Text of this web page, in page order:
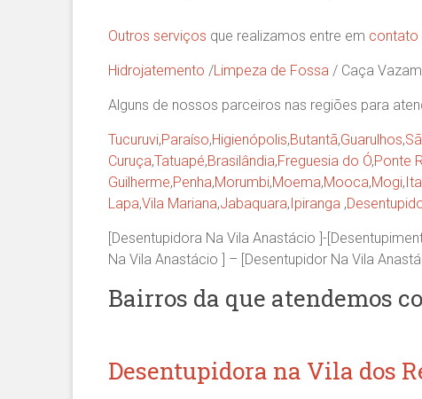
Outros serviços que realizamos entre em contato
Hidrojatemento /Limpeza de Fossa / Caça
Alguns de nossos parceiros nas regiões para
Tucuruvi,Paraíso,Higienópolis,Butantã,Guarulhos,
Curuça,Tatuapé,Brasilândia,Freguesia do Ó,Ponte
Guilherme,Penha,Morumbi,Moema,Mooca,Mogi,
Lapa,Vila Mariana,Jabaquara, Ipiranga ,
[Desentupidora Na Vila Anastácio ]-
Na Vila Anastácio ] – [Desentupidor Na Vila
Bairros da que atendemos
Desentupidora na Vila dos